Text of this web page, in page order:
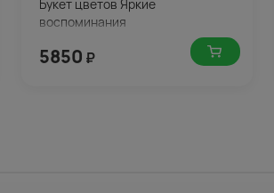
Букет цветов Яркие
воспоминания
5850 ₽